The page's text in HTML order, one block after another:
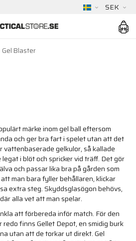
SEK
Gel Blaster
märke inom gel ball eftersom
och ger bra fart i spelet utan att det
vattenbaserade gelkulor, så kallade
i blöt och spricker vid träff. Det gör
och passar lika bra på gården som
man bara fyller behållaren, klickar
extra steg. Skyddsglasögon behövs,
alla vet att man spelar.
att förbereda inför match. För den
redo finns Gellet Depot, en smidig burk
utan att de torkar ut direkt. Gel